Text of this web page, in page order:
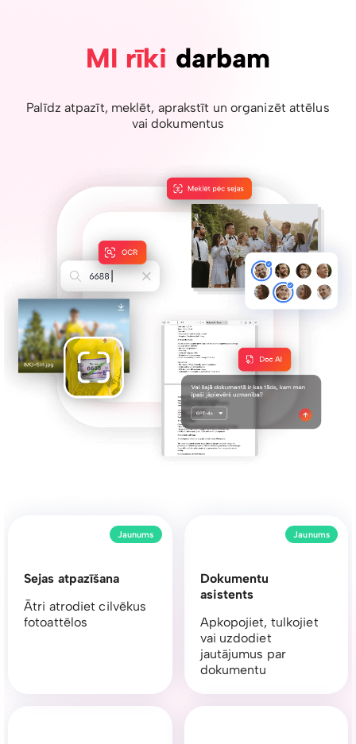
MI rīki darbam
Palīdz atpazīt, meklēt, aprakstīt un organizēt attēlus
vai dokumentus
Dokumentu
asistents
Apkopojiet, tulkojiet
vai uzdodiet
jautājumus par
dokumentu
Jaunums
Sejas atpazīšana
Ātri atrodiet cilvēkus
fotoattēlos
Jaunums